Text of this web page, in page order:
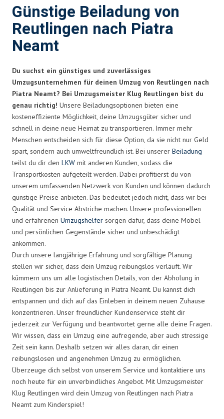
Günstige Beiladung von
Reutlingen nach Piatra
Neamt
Du suchst ein günstiges und zuverlässiges
Umzugsunternehmen für deinen Umzug von Reutlingen nach
Piatra Neamt? Bei Umzugsmeister Klug Reutlingen bist du
genau richtig! Unsere Beiladungsoptionen bieten eine
kosteneffiziente Möglichkeit, deine Umzugsgüter sicher und
schnell in deine neue Heimat zu transportieren. Immer mehr
Menschen entscheiden sich für diese Option, da sie nicht nur Geld
spart, sondern auch umweltfreundlich ist. Bei unserer Beiladung
teilst du dir den LKW mit anderen Kunden, sodass die
Transportkosten aufgeteilt werden. Dabei profitierst du von
unserem umfassenden Netzwerk von Kunden und können dadurch
günstige Preise anbieten. Das bedeutet jedoch nicht, dass wir bei
Qualität und Service Abstriche machen. Unsere professionellen
und erfahrenen Umzugshelfer sorgen dafür, dass deine Möbel
und persönlichen Gegenstände sicher und unbeschädigt
ankommen.
Durch unsere langjährige Erfahrung und sorgfältige Planung
stellen wir sicher, dass dein Umzug reibungslos verläuft. Wir
kümmern uns um alle logistischen Details, von der Abholung in
Reutlingen bis zur Anlieferung in Piatra Neamt. Du kannst dich
entspannen und dich auf das Einleben in deinem neuen Zuhause
konzentrieren. Unser freundlicher Kundenservice steht dir
jederzeit zur Verfügung und beantwortet gerne alle deine Fragen.
Wir wissen, dass ein Umzug eine aufregende, aber auch stressige
Zeit sein kann. Deshalb setzen wir alles daran, dir einen
reibungslosen und angenehmen Umzug zu ermöglichen.
Überzeuge dich selbst von unserem Service und kontaktiere uns
noch heute für ein unverbindliches Angebot. Mit Umzugsmeister
Klug Reutlingen wird dein Umzug von Reutlingen nach Piatra
Neamt zum Kinderspiel!